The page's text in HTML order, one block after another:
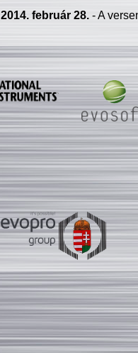
2014. február 28.- A